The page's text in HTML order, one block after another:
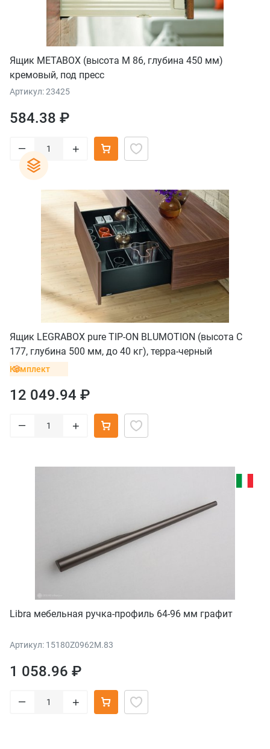
Ящик METABOX (высота М 86, глубина 450 мм)
кремовый, под пресс
Артикул: 23425
584.38 ₽
– +
Ящик LEGRABOX pure TIP-ON BLUMOTION (высота C
177, глубина 500 мм, до 40 кг), терра-черный
Комплект
12 049.94 ₽
– +
Libra мебельная ручка-профиль 64-96 мм графит
Артикул: 15180Z0962M.83
1 058.96 ₽
– +